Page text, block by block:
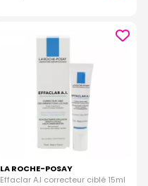
LA ROCHE-POSAY
Effaclar A.I correcteur ciblé 15ml